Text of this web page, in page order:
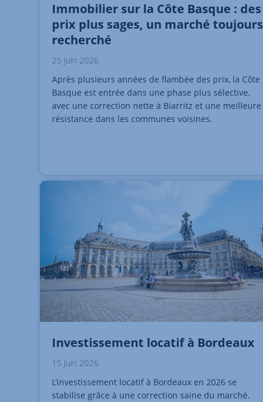
Immobilier sur la Côte Basque : des
prix plus sages, un marché toujours
recherché
25 Juin 2026
Après plusieurs années de flambée des prix, la Côte
Basque est entrée dans une phase plus sélective,
avec une correction nette à Biarritz et une meilleure
résistance dans les communes voisines.
Investissement locatif à Bordeaux
15 Juin 2026
L’investissement locatif à Bordeaux en 2026 se
stabilise grâce à une correction saine du marché.